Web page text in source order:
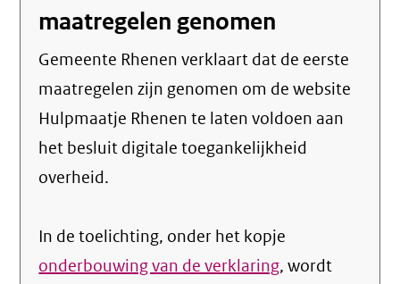
maatregelen genomen
Gemeente Rhenen verklaart dat de eerste
maatregelen zijn genomen om de website
Hulpmaatje Rhenen te laten voldoen aan
het besluit digitale toegankelijkheid
overheid.
In de toelichting, onder het kopje
onderbouwing van de verklaring, wordt